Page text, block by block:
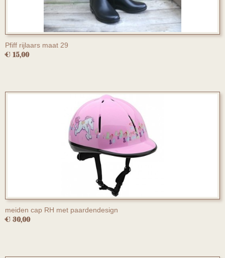
Pfiff rijlaars maat 29
€ 15,00
meiden cap RH met paardendesign
€ 30,00